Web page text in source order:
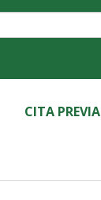
CITA PREVIA